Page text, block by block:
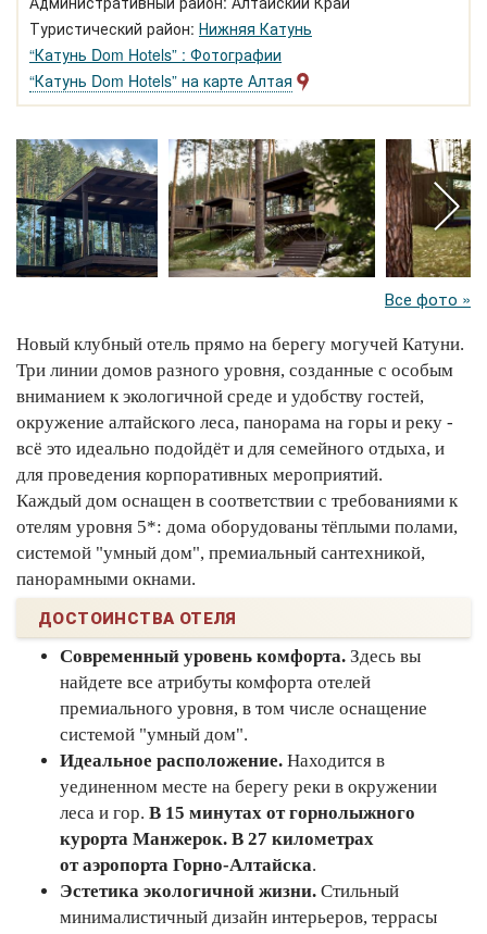
Туристический район: Нижняя Катунь
“Катунь Dom Hotels” : Фотографии
“Катунь Dom Hotels” на карте Алтая
Все фото »
Новый клубный отель прямо на берегу могучей Катуни.
Три линии домов разного уровня, созданные с особым
вниманием к экологичной среде и удобству гостей,
окружение алтайского леса, панорама на горы и реку -
всё это идеально подойдёт и для семейного отдыха, и
для проведения корпоративных мероприятий.
Каждый дом оснащен в соответствии с требованиями к
отелям уровня 5*: дома оборудованы тёплыми полами,
системой "умный дом", премиальный сантехникой,
панорамными окнами.
ДОСТОИНСТВА ОТЕЛЯ
Современный уровень комфорта. Здесь вы
найдете все атрибуты комфорта отелей
премиального уровня, в том числе оснащение
системой "умный дом".
Идеальное расположение. Находится в
уединенном месте на берегу реки в окружении
леса и гор. В 15 минутах от горнолыжного
курорта Манжерок. В 27 километрах
от аэропорта Горно-Алтайска.
Эстетика экологичной жизни. Стильный
минималистичный дизайн интерьеров, террасы